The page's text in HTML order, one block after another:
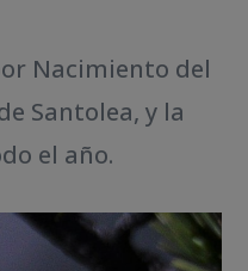
Nacimiento del
Santolea, y la
el año.